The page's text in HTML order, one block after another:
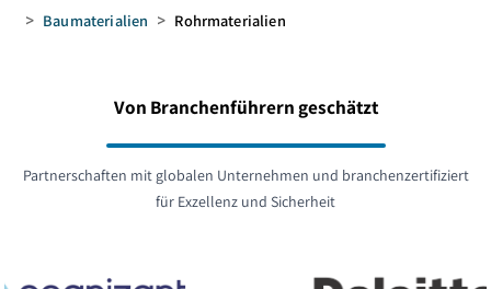
> Baumaterialien > Rohrmaterialien
Von Branchenführern geschätzt
Partnerschaften mit globalen Unternehmen und branchenzertifiziert
für Exzellenz und Sicherheit